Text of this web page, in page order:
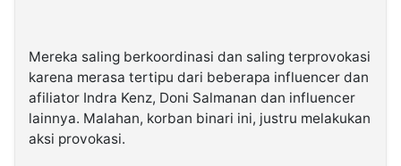
Mereka saling berkoordinasi dan saling terprovokasi
karena merasa tertipu dari beberapa influencer dan
afiliator Indra Kenz, Doni Salmanan dan influencer
lainnya. Malahan, korban binari ini, justru melakukan
aksi provokasi.